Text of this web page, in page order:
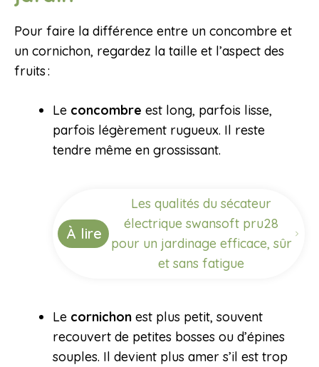
Pour faire la différence entre un concombre et
un cornichon, regardez la taille et l’aspect des
fruits :
Le concombre est long, parfois lisse,
parfois légèrement rugueux. Il reste
tendre même en grossissant.
À lire
Les qualités du sécateur
électrique swansoft pru28
pour un jardinage efficace, sûr
et sans fatigue
Le cornichon est plus petit, souvent
recouvert de petites bosses ou d’épines
souples. Il devient plus amer s’il est trop